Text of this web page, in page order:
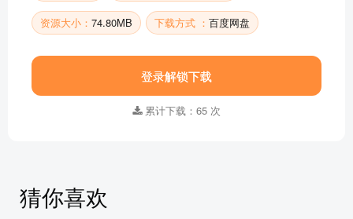
资源大小： 74.80MB 下载方式 ： 百度网盘
登录解锁下载
累计下载：65 次
猜你喜欢